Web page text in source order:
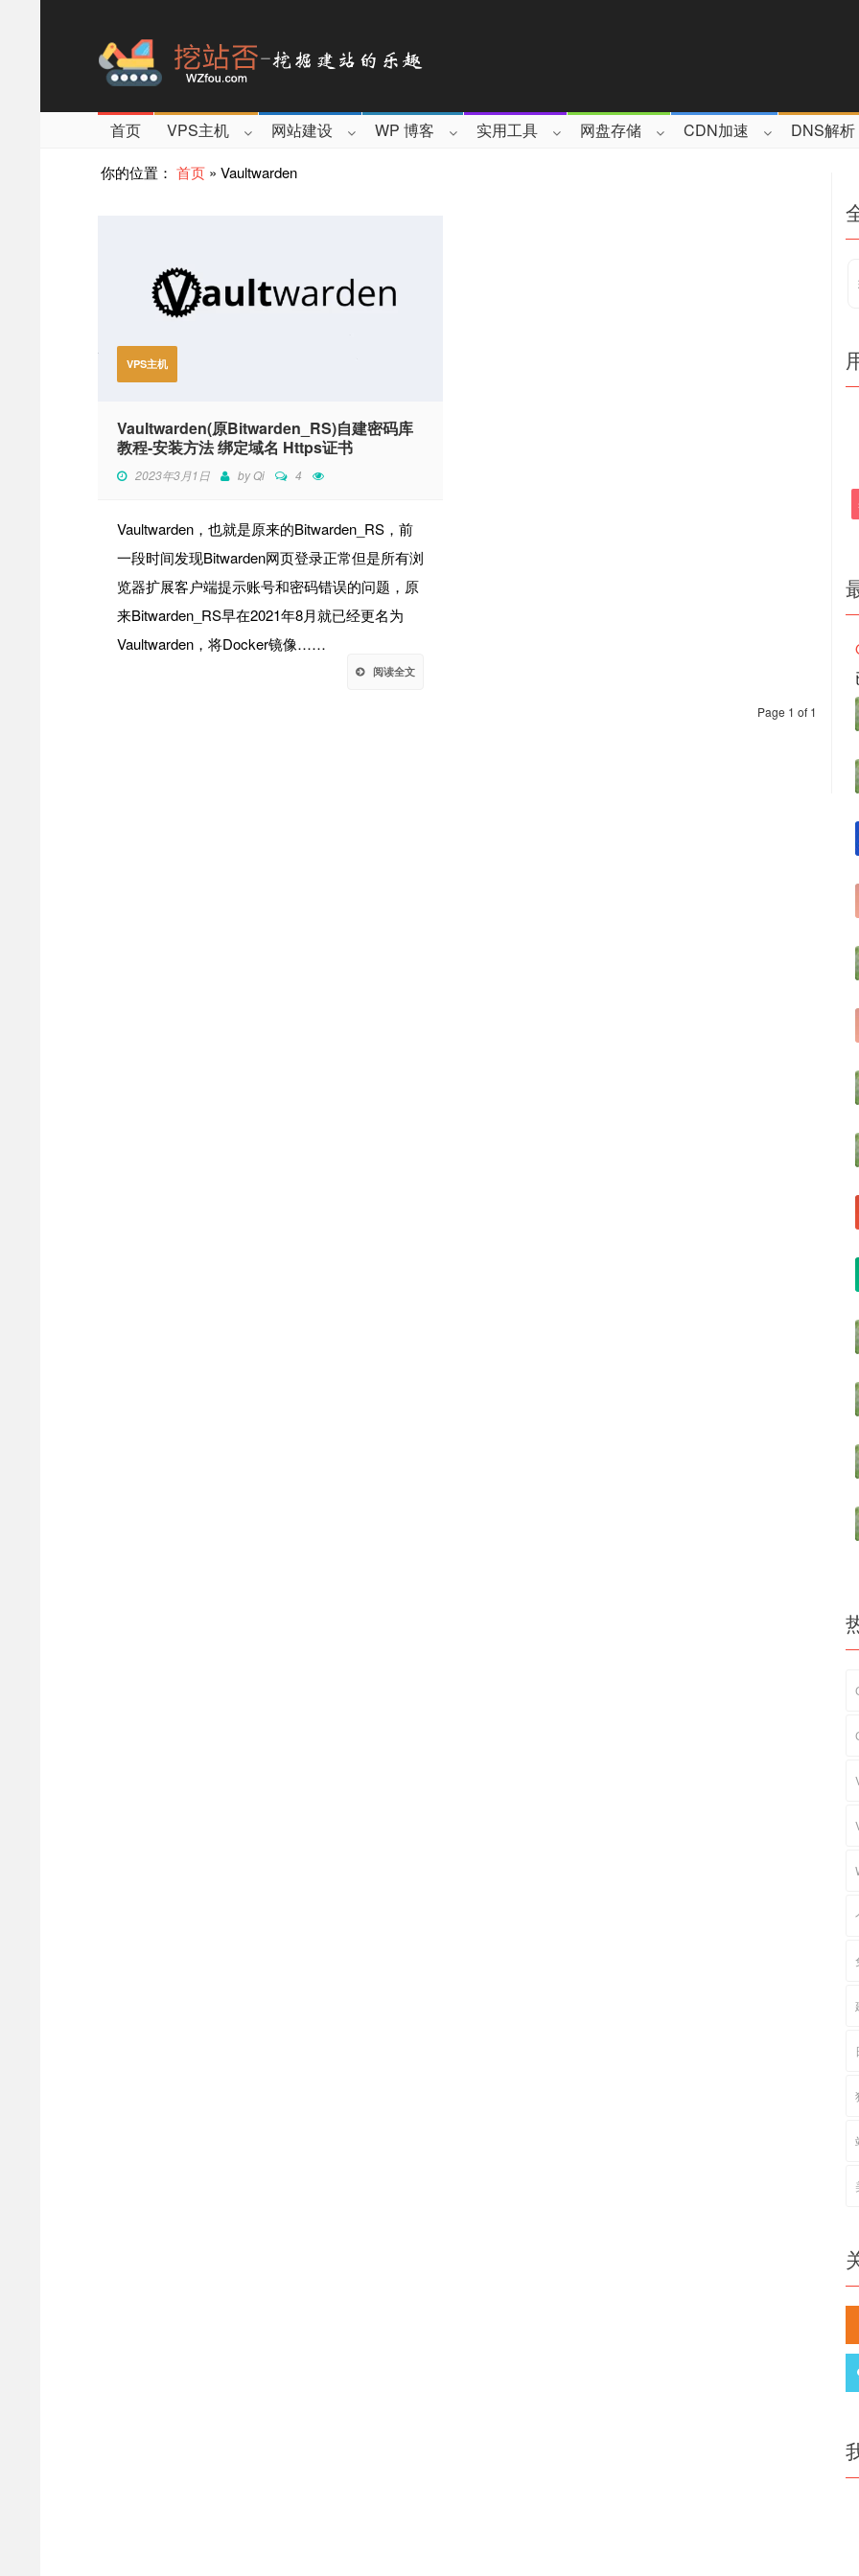
首页 VPS主机 网站建设 WP 博客 实用工具 网盘存储 CDN加速 DNS解析
你的位置： 首页 » Vaultwarden
VPS主机
Vaultwarden(原Bitwarden_RS)自建密码库
教程-安装方法 绑定域名 Https证书
2023年3月1日 byQi 4
Vaultwarden，也就是原来的Bitwarden_RS，前
一段时间发现Bitwarden网页登录正常但是所有浏
览器扩展客户端提示账号和密码错误的问题，原
来Bitwarden_RS早在2021年8月就已经更名为
Vaultwarden，将Docker镜像……
阅读全文
Page 1 of 1